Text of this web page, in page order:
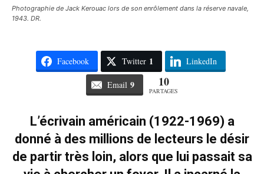
Photographie de Jack Kerouac lors de son enrôlement dans la réserve navale,
1943. DR.
Facebook Twitter 1 LinkedIn
Email 9 10
PARTAGES
L’écrivain américain (1922-1969) a
donné à des millions de lecteurs le désir
de partir très loin, alors que lui passait sa